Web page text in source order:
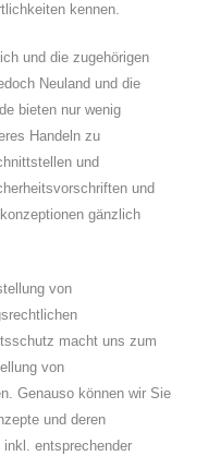
kennen.
und die zugehörigen
Neuland und die
bieten nur wenig
Handeln zu
und
und
gänzlich
von
macht uns zum
von
Genauso können wir Sie
und deren
inkl. entsprechender